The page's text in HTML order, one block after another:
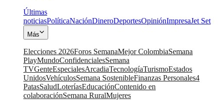
Últimas
noticiasPolíticaNaciónDineroDeportesOpiniónImpresaJet Set
Más
Elecciones 2026Foros SemanaMejor ColombiaSemana
PlayMundoConfidencialesSemana
TVGenteEspecialesArcadiaTecnologíaTurismoEstados
UnidosVehículosSemana SostenibleFinanzas Personales4
PatasSaludLoteríasEducaciónContenido en
colaboraciónSemana RuralMujeres